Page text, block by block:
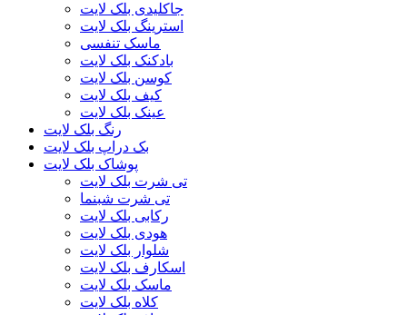
جاکلیدی بلک لایت
استرینگ بلک لایت
ماسک تنفسی
بادکنک بلک لایت
کوسن بلک لایت
کیف بلک لایت
عینک بلک لایت
رنگ بلک لایت
بک دراپ بلک لایت
پوشاک بلک لایت
تی شرت بلک لایت
تی شرت شبنما
رکابی بلک لایت
هودی بلک لایت
شلوار بلک لایت
اسکارف بلک لایت
ماسک بلک لایت
کلاه بلک لایت